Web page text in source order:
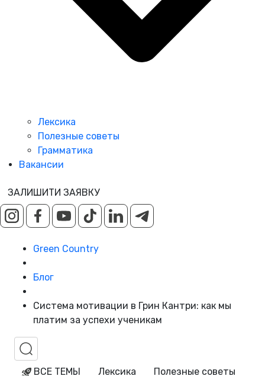
Лексика
Полезные советы
Грамматика
Вакансии
ЗАЛИШИТИ ЗАЯВКУ
Green Country
Блог
Система мотивации в Грин Кантри: как мы
платим за успехи ученикам
ВСЕ ТЕМЫ Лексика
Полезные советы